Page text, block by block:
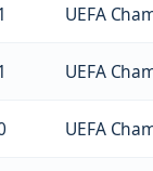
UEFA
UEFA
UEFA